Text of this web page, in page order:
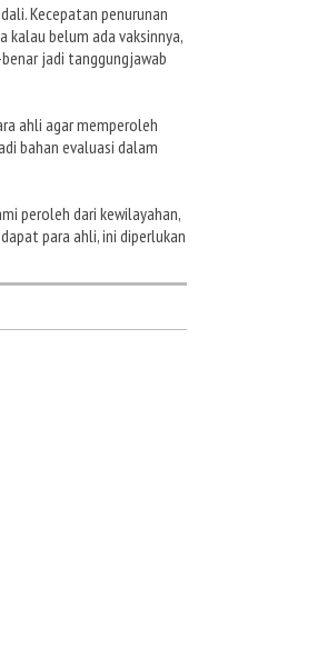
Kecepatan penurunan
kalau belum ada vaksinnya,
jadi tanggungjawab
ahli agar memperoleh
bahan evaluasi dalam
peroleh dari kewilayahan,
para ahli, ini diperlukan